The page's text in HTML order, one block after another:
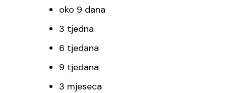
oko 9 dana
3 tjedna
6 tjedana
9 tjedana
3 mjeseca